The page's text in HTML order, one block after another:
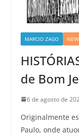
MARCIO ZAGO
de Bom
6 de agosto de
Originalmente
Paulo, onde